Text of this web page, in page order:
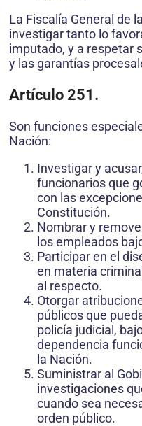
La Fiscalía General de
investigar tanto lo
imputado, y a respetar
y las garantías
Artículo 251.
Son funciones
Nación:
Investigar y
funcionarios que
con las
Constitución.
Nombrar y
los empleados
Participar en el
en materia
al respecto.
Otorgar
públicos que
policía judicial,
dependencia
la Nación.
Suministrar al
investigaciones
cuando sea
orden público.